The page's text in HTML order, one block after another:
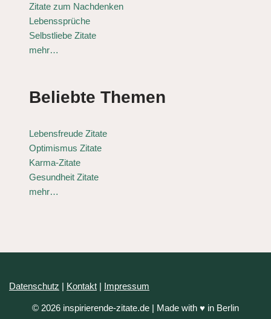
Zitate zum Nachdenken
Lebenssprüche
Selbstliebe Zitate
mehr…
Beliebte Themen
Lebensfreude Zitate
Optimismus Zitate
Karma-Zitate
Gesundheit Zitate
mehr…
Datenschutz | Kontakt | Impressum
© 2026 inspirierende-zitate.de | Made with ♥ in Berlin